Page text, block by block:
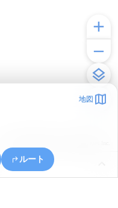
地図
ルート